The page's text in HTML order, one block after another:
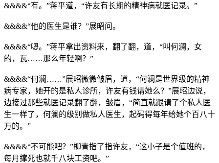
&&&&“有。”蒋平道，“许友有长期的精神病就医记录。”
&&&&“他的医生是谁？”展昭问。
&&&&“嗯。”蒋平拿出资料来，翻了翻，道，“叫何澜，女
的，瓦……那么年轻啊？”
&&&&“何澜……”展昭微微皱眉，道，“何澜是世界级的精神
病专家，她开的是私人诊所，许友有钱请她么？”展昭边说，
边接过那些就医记录翻了翻，皱眉，“简直就跟请了个私人医
生一样了，何澜的级别做私人医生，起码得每年给她个百八十
万的。”
&&&&“不可能吧？”柳青指了指许友，“这小子是个值班的，
每月撑死也就千八块工资吧。”